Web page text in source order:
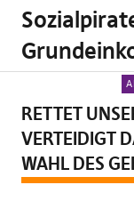
RETTET
VERTEIDIGT
WAHL DES